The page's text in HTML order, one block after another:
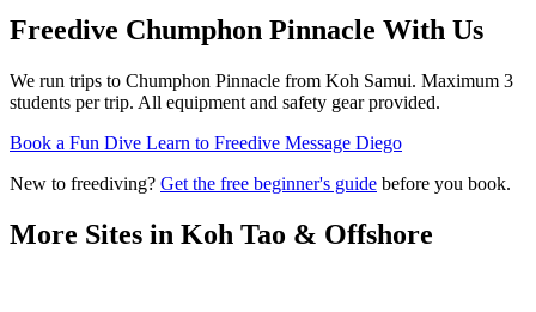
Freedive Chumphon Pinnacle With Us
We run trips to Chumphon Pinnacle from Koh Samui. Maximum 3
students per trip. All equipment and safety gear provided.
Book a Fun Dive Learn to Freedive Message Diego
New to freediving? Get the free beginner's guide before you book.
More Sites in Koh Tao & Offshore